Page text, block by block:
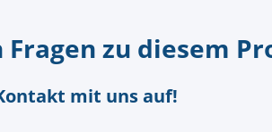
Fragen zu diesem
mit uns auf!